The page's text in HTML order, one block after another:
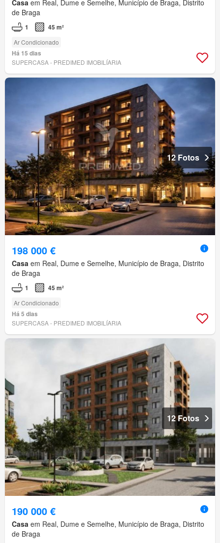
Casa em Real, Dume e Semelhe, Município de Braga, Distrito
de Braga
1 45 m²
Ar Condicionado
Há 15 dias
SUPERCASA - PREDIMED IMOBILÍARIA
12 Fotos
198 000 €
Casa em Real, Dume e Semelhe, Município de Braga, Distrito
de Braga
1 45 m²
Ar Condicionado
Há 5 dias
SUPERCASA - PREDIMED IMOBILÍARIA
12 Fotos
190 000 €
Casa em Real, Dume e Semelhe, Município de Braga, Distrito
de Braga